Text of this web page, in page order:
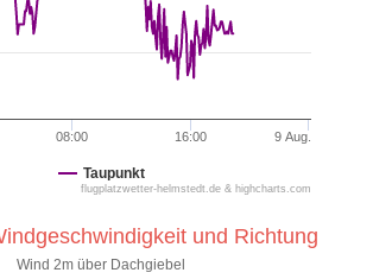
Taupunkt
9 Aug.
08:00 16:00
flugplatzwetter-helmstedt.de & highcharts.com
Wind 2m über Dachgiebel
und Richtung